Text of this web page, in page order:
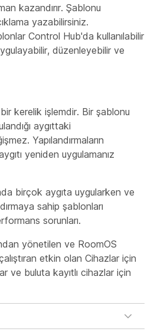
kazandırır. Şablonu
yazabilirsiniz.
Control Hub'da kullanılabilir
düzenleyebilir ve
kerelik işlemdir. Bir şablonu
aygıttaki
Yapılandırmaların
yeniden uygulamanız
birçok aygıta uygularken ve
sahip şablonları
sorunları.
yönetilen ve RoomOS
etkin olan Cihazlar için
ve buluta kayıtlı cihazlar için